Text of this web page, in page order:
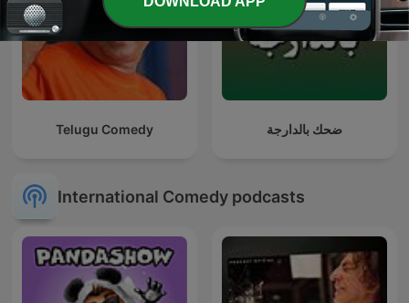
Telugu Comedy ضحك بالدارجة
International Comedy podcasts